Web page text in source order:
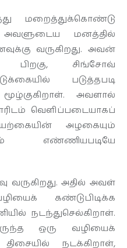
மறைத்துக்கொண்டு
அவளுடைய மனத்தில்
வருகிறது. அவன்
பிறகு, சிங்சோவ்
படுத்தபடி
அவளால்
வெளிப்படையாகப்
அழகையும்
எண்ணியபடியே
வருகிறது. அதில் அவள்
கண்டுபிடிக்க
நடந்துசெல்கிறாள்.
ஒரு வழியைக்
நடக்கிறாள்,